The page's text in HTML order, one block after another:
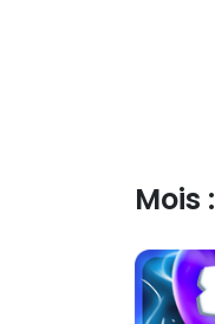
Mois :